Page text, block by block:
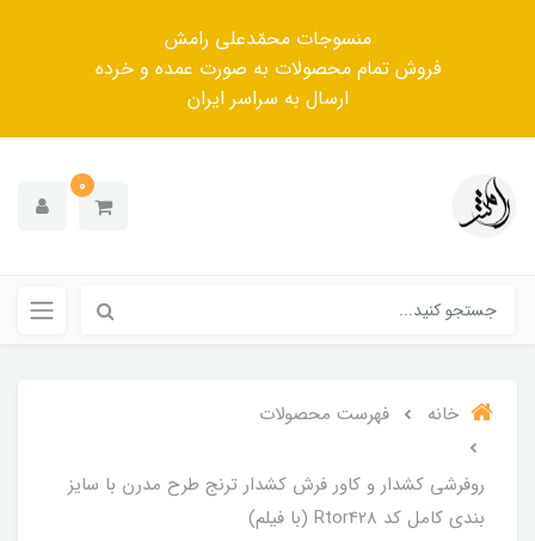
منسوجات محمّدعلی رامش
فروش تمام محصولات به صورت عمده و خرده
ارسال به سراسر ایران
0
خانه فهرست محصولات
روفرشی کشدار و کاور فرش کشدار ترنج طرح مدرن با سایز
بندی کامل کد Rtor428 (با فیلم)